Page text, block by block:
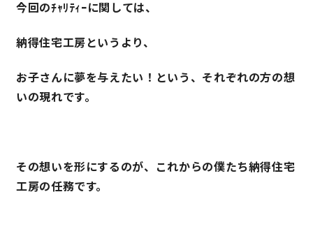
今回のﾁｬﾘﾃｨｰに関しては、
納得住宅工房というより、
お子さんに夢を与えたい！という、それぞれの方の想
いの現れです。
その想いを形にするのが、これからの僕たち納得住宅
工房の任務です。